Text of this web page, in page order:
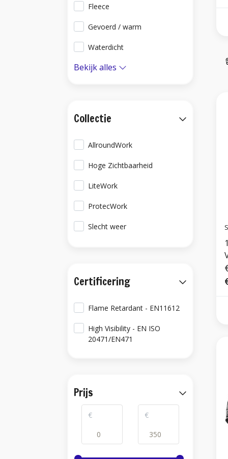
Fleece
Gevoerd / warm
Waterdicht
Bekijk alles
Collectie
AllroundWork
Hoge Zichtbaarheid
LiteWork
ProtecWork
Slecht weer
Certificering
Flame Retardant - EN11612
High Visibility - EN ISO
20471/EN471
Prijs
€ €